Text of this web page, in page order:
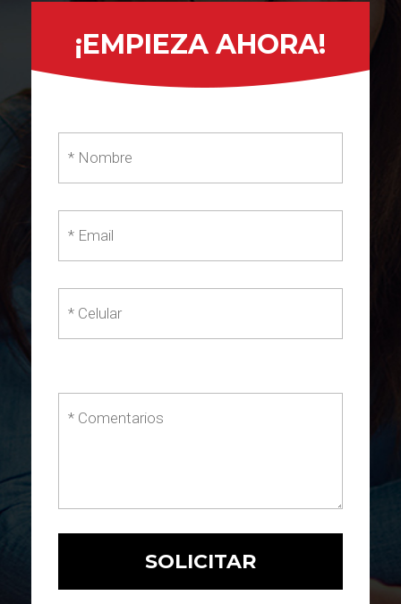
¡EMPIEZA AHORA!